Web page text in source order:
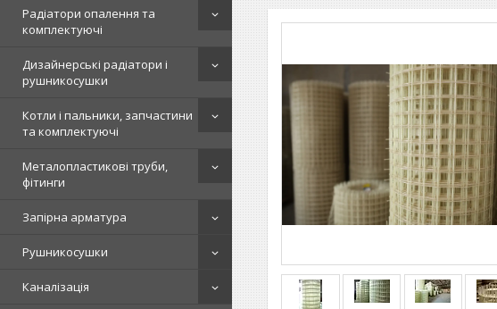
Радіатори опалення та
комплектуючі
Дизайнерські радіатори і
рушникосушки
Котли і пальники, запчастини
та комплектуючі
Металопластикові труби,
фітинги
Запірна арматура
Рушникосушки
Каналізація